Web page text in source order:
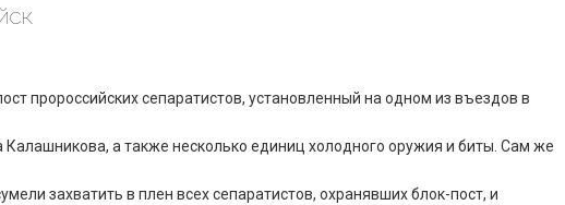
пророссийских сепаратистов, установленный на одном из въездов в
Калашникова, а также несколько единиц холодного оружия и биты. Сам же
захватить в плен всех сепаратистов, охранявших блок-пост, и